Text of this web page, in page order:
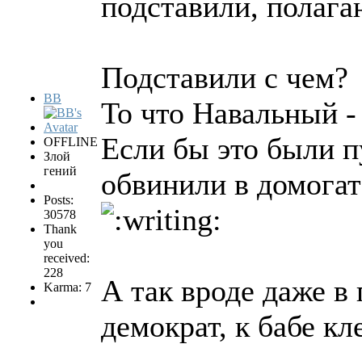
BB
OFFLINE
Злой
гений
Posts:
30578
Thank
you
received:
228
Karma: 7
Подставили с чем?
То что Навальный
Если бы это были
обвинили в
А так вроде даже
демократ, к бабе